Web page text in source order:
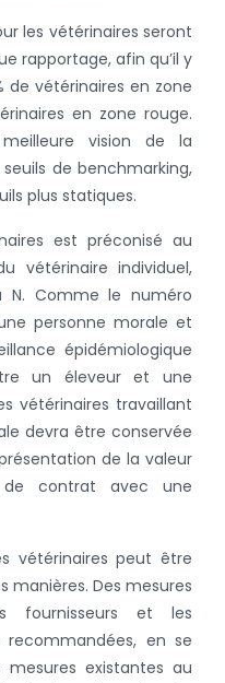
les vétérinaires seront
rapportage, afin qu’il y
de vétérinaires en zone
en zone rouge.
vision de la
de benchmarking,
plus statiques.
est préconisé au
vétérinaire individuel,
N. Comme le numéro
personne morale et
épidémiologique
un éleveur et une
vétérinaires travaillant
devra être conservée
de la valeur
de contrat avec une
vétérinaires peut être
manières. Des mesures
fournisseurs et les
recommandées, en se
existantes au